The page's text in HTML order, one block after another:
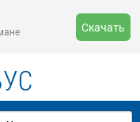
Скачать